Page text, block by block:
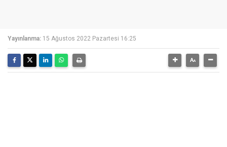
Yayınlanma: 15 Ağustos 2022 Pazartesi 16:25